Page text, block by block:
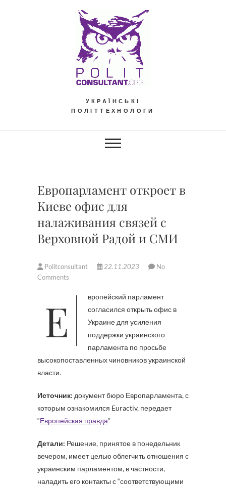
УКРАЇНСЬКІ
ПОЛІТТЕХНОЛОГИ
Европарламент откроет в
Киеве офис для
налаживания связей с
Верховной Радой и СМИ
Politconsultant 22.11.2023
No
Comments
Европейский парламент
согласился открыть офис в
Украине для усиления
поддержки украинского
парламента по просьбе
высокопоставленных чиновников украинской
власти.
Источник: документ бюро Европарламента, с
которым ознакомился Euractiv, передает
“Европейская правда“
Детали: Решение, принятое в понедельник
вечером, имеет целью облегчить отношения с
украинским парламентом, в частности,
наладить его контакты с “соответствующими